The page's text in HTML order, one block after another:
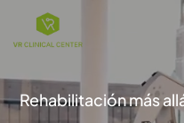
Reproductor
vídeo
Rehabilitación más